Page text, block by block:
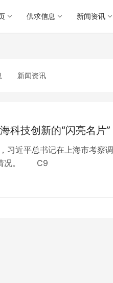
供求信息 新闻资讯
新闻资讯
科技创新的“闪亮名片”
习近平总书记在上海市考察
情况。 C9